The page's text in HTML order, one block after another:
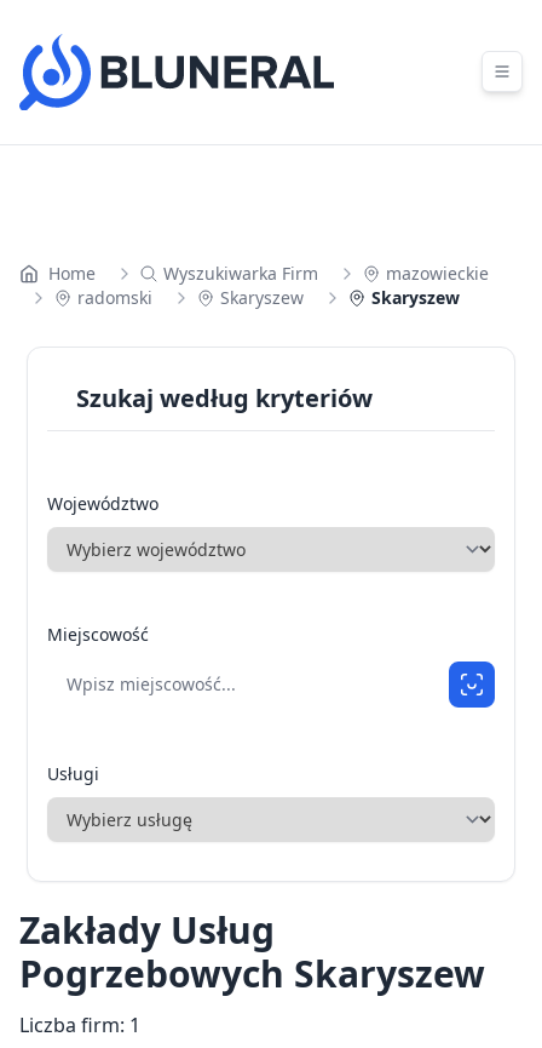
Home Wyszukiwarka Firm
mazowieckie
radomski
Skaryszew Skaryszew
Szukaj według kryteriów
Województwo
Miejscowość
Usługi
Zakłady Usług
Pogrzebowych Skaryszew
Liczba firm: 1